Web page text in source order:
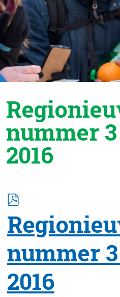
nummer
2016
d
f
nummer
2016